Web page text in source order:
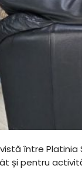
între Platinia
pentru